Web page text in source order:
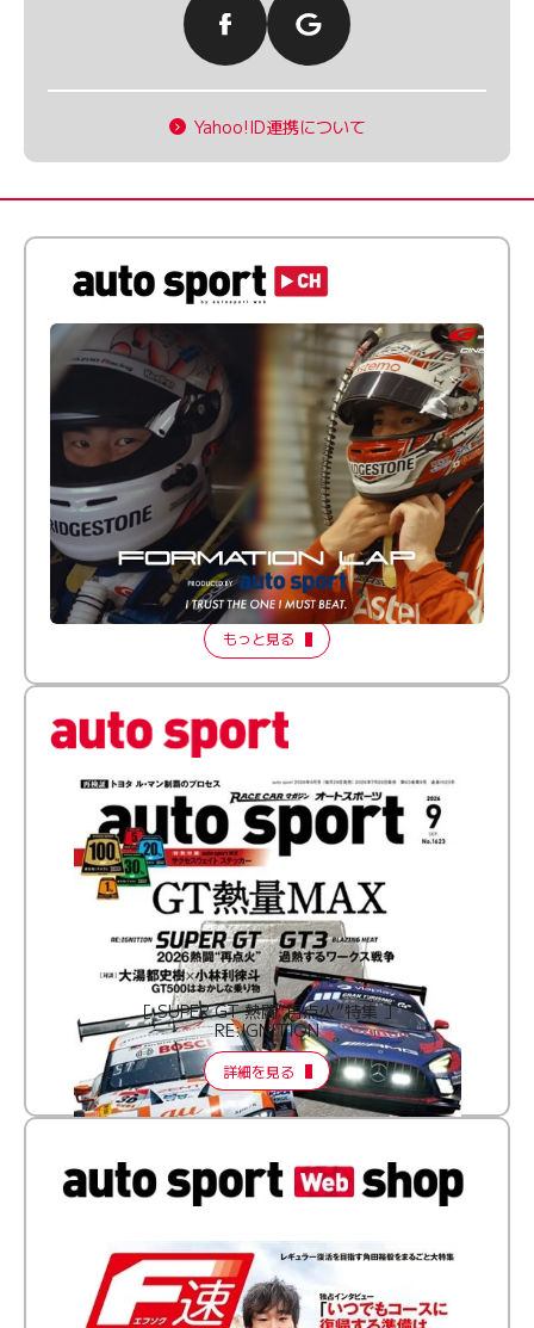
Yahoo!ID連携について
倒す相手を、信じてる。小林利徠斗 × 野村勇斗
【FORMATION LAP Produced by auto sport】
2026 Episode 2
もっと見る
［ SUPER GT 熱闘“再点火”特集 ］
RE:IGNITION
詳細を見る